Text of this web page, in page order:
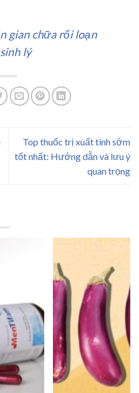
gian chữa rối loạn
lý
Top thuốc trị xuất tinh sớm
tốt nhất: Hướng dẫn và lưu ý
quan trọng